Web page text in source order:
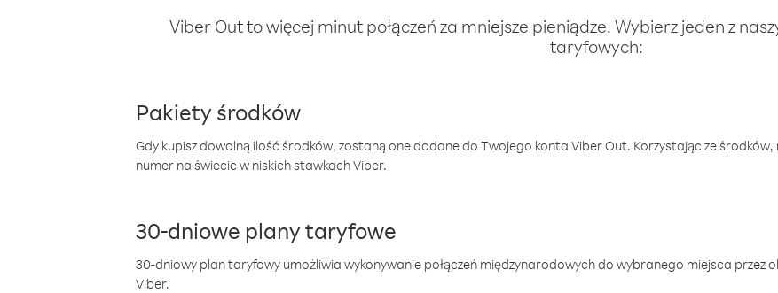
Viber Out to więcej minut połączeń za mniejsze pieniądze. Wybierz jeden z
taryfowych:
Pakiety środków
Gdy kupisz dowolną ilość środków, zostaną one dodane do Twojego konta Viber Out. Korzystając ze
numer na świecie w niskich stawkach Viber.
30-dniowe plany taryfowe
30-dniowy plan taryfowy umożliwia wykonywanie połączeń międzynarodowych do wybranego miejsca przez
Viber.